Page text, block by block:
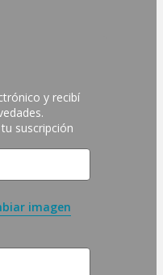
y recibí
suscripción
imagen